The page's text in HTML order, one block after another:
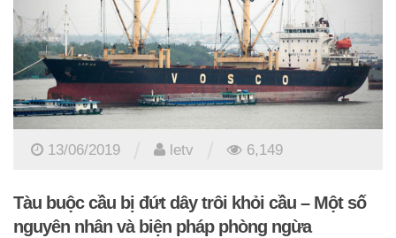
13/06/2019 letv 6,149
Tàu buộc cầu bị đứt dây trôi khỏi cầu – Một số
nguyên nhân và biện pháp phòng ngừa